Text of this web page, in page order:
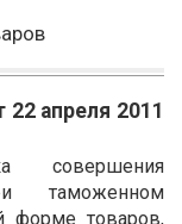
апреля 2011
совершения
таможенном
форме товаров,